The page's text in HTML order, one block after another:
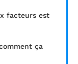
facteurs est
ça